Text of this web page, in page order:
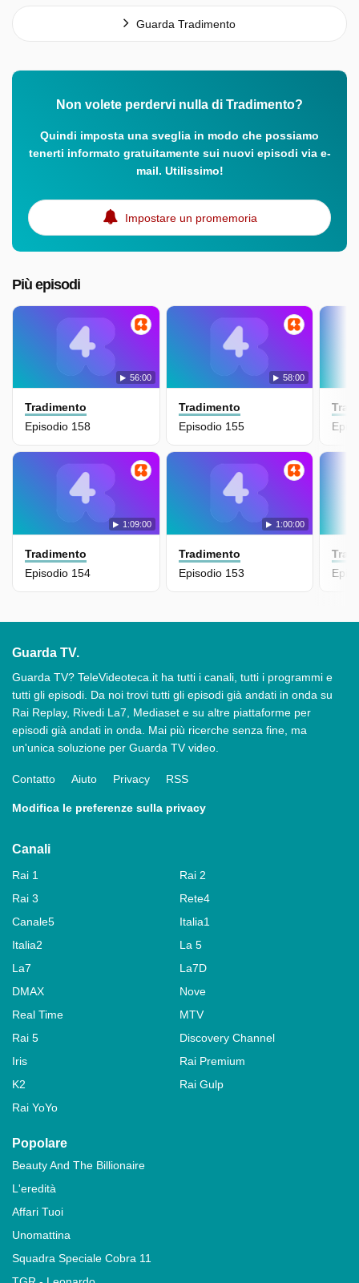
Guarda Tradimento
Non volete perdervi nulla di Tradimento?
Quindi imposta una sveglia in modo che possiamo
tenerti informato gratuitamente sui nuovi episodi via e-
mail. Utilissimo!
Impostare un promemoria
Più episodi
56:00
Tradimento
Episodio 158
58:00
Tradimento
Episodio 155
1:09:00
Tradimento
Episodio 154
1:00:00
Tradimento
Episodio 153
Guarda TV.
Guarda TV? TeleVideoteca.it ha tutti i canali, tutti i programmi e
tutti gli episodi. Da noi trovi tutti gli episodi già andati in onda su
Rai Replay, Rivedi La7, Mediaset e su altre piattaforme per
episodi già andati in onda. Mai più ricerche senza fine, ma
un'unica soluzione per Guarda TV video.
Contatto Aiuto Privacy RSS
Modifica le preferenze sulla privacy
Canali
Rai 1
Rai 2
Rai 3
Rete4
Canale5
Italia1
Italia2
La 5
La7
La7D
DMAX
Nove
Real Time
MTV
Rai 5
Discovery Channel
Iris
Rai Premium
K2
Rai Gulp
Rai YoYo
Popolare
Beauty And The Billionaire
L'eredità
Affari Tuoi
Unomattina
Squadra Speciale Cobra 11